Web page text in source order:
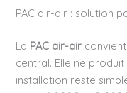
PAC air-air : solution
La PAC air-air
central. Elle ne
installation reste